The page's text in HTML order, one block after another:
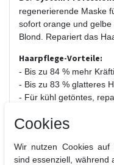
regenerierende Maske
sofort orange und
Blond. Repariert das
Haarpflege-Vorteile:
- Bis zu 84 % mehr
- Bis zu 83 % glatteres
- Für kühl getöntes,
*im Vergleich zu leicht
Besonderheiten der
-Für geschädigtes,
Cookies
Wir nutzen Cookies auf
sind essenziell, während